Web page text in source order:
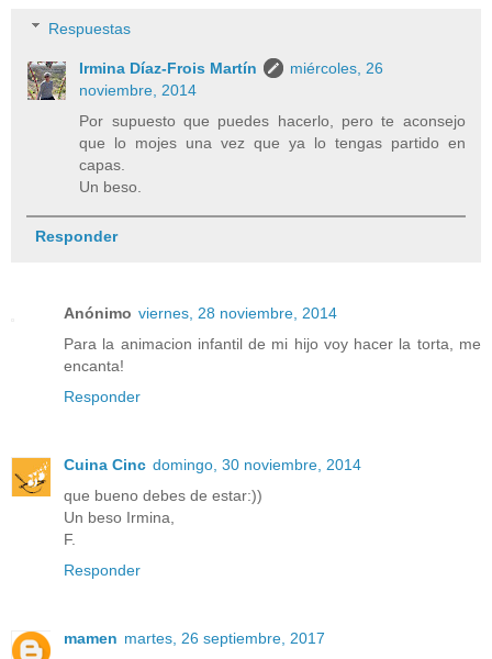
Respuestas
Irmina Díaz-Frois Martín
miércoles, 26
noviembre, 2014
Por supuesto que puedes hacerlo, pero te aconsejo
que lo mojes una vez que ya lo tengas partido en
capas.
Un beso.
Responder
Anónimo viernes, 28 noviembre, 2014
Para la animacion infantil de mi hijo voy hacer la torta, me
encanta!
Responder
Cuina Cinc domingo, 30 noviembre, 2014
que bueno debes de estar:))
Un beso Irmina,
F.
Responder
mamen martes, 26 septiembre, 2017